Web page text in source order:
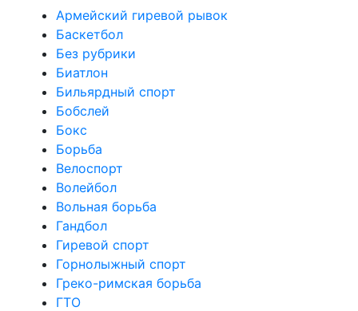
Армейский гиревой рывок
Баскетбол
Без рубрики
Биатлон
Бильярдный спорт
Бобслей
Бокс
Борьба
Велоспорт
Волейбол
Вольная борьба
Гандбол
Гиревой спорт
Горнолыжный спорт
Греко-римская борьба
ГТО